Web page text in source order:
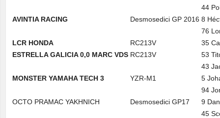
44
AVINTIA RACING
Desmosedici GP 2016 8
76
LCR HONDA
RC213V
35
ESTRELLA GALICIA 0,0 MARC VDS RC213V
53
43
MONSTER YAMAHA TECH 3
YZR-M1
5
94
OCTO PRAMAC YAKHNICH
Desmosedici GP17
9
45